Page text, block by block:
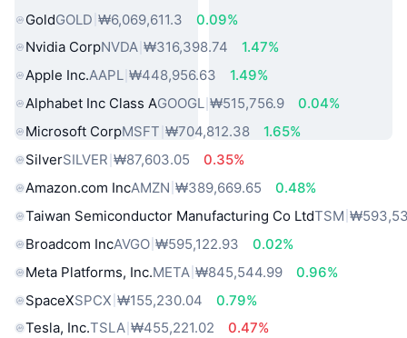
GoldGOLD ₩6,069,611.3
0.09%
Nvidia CorpNVDA ₩316,398.74
1.47%
Apple Inc.AAPL ₩448,956.63
1.49%
Alphabet Inc Class AGOOGL ₩515,756.9
0.04%
Microsoft CorpMSFT ₩704,812.38
1.65%
SilverSILVER ₩87,603.05
0.35%
Amazon.com IncAMZN ₩389,669.65
0.48%
Taiwan Semiconductor Manufacturing Co LtdTSM
Broadcom IncAVGO ₩595,122.93
0.02%
Meta Platforms, Inc.META ₩845,544.99
0.96%
SpaceXSPCX ₩155,230.04
0.79%
Tesla, Inc.TSLA ₩455,221.02
0.47%